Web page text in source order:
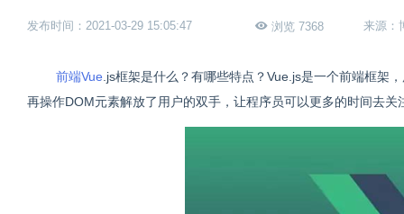
发布时间：2021-03-29 15:05:47 浏览 7368 来源：
前端Vue .js框架是什么？有哪些特点？Vue.js是一个前端框架
再操作DOM元素解放了用户的双手，让程序员可以更多的时间去